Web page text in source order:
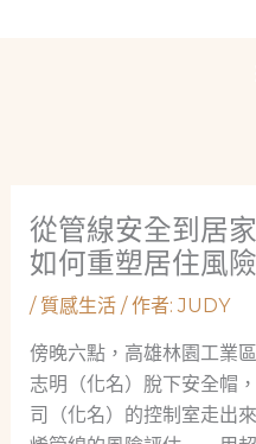
從管線安全到居
如何重塑居住風
/ 質感生活/ 作者:JUDY
傍晚六點，高雄林園工業
志明（化名）脫下安全帽
司（化名）的控制室走出